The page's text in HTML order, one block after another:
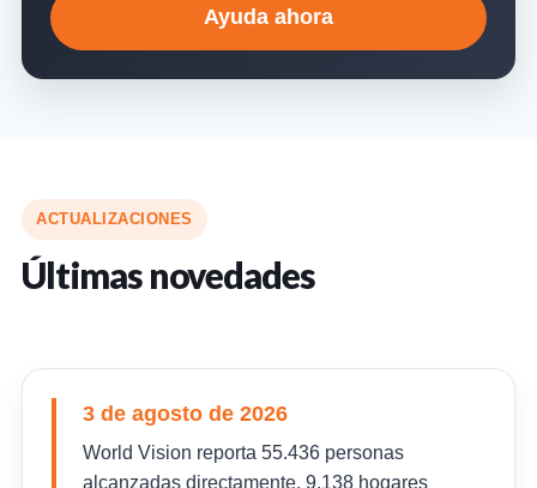
Ayuda ahora
ACTUALIZACIONES
Últimas novedades
3 de agosto de 2026
World Vision reporta 55.436 personas
alcanzadas directamente, 9.138 hogares